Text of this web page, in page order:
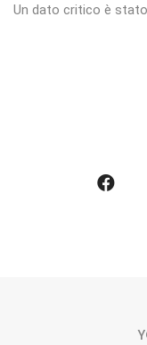
Un dato critico è